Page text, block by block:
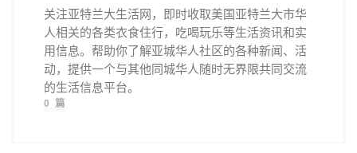
关注亚特兰大生活网，即时收取美国亚特兰大市华
人相关的各类衣食住行，吃喝玩乐等生活资讯和实
用信息。帮助你了解亚城华人社区的各种新闻、活
动，提供一个与其他同城华人随时无界限共同交流
的生活信息平台。
0 篇